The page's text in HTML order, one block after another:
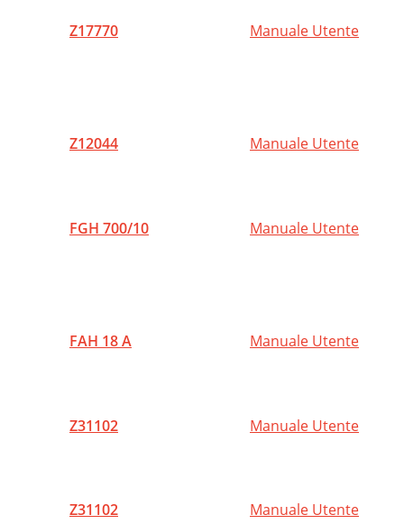
Z17770 Manuale Utente
Z12044 Manuale Utente
FGH 700/10 Manuale Utente
FAH 18 A Manuale Utente
Z31102 Manuale Utente
Z31102
Manuale Utente